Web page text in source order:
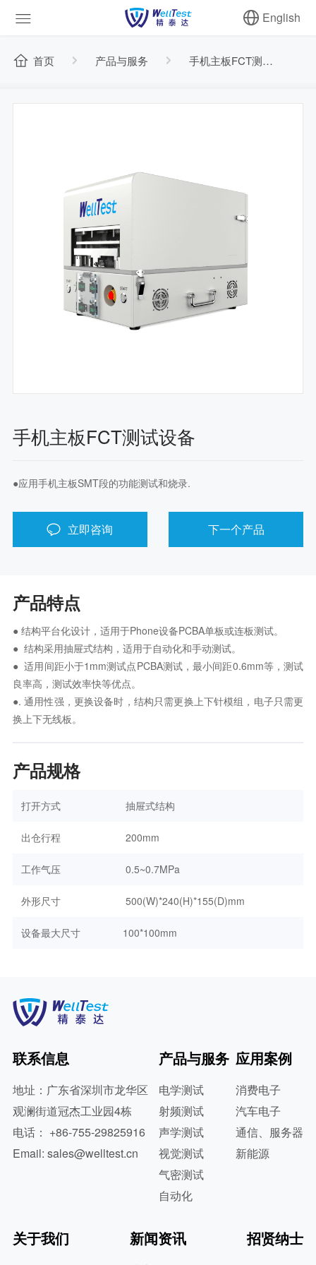
English
首页 产品与服务 手机主板FCT测试设备
手机主板FCT测试设备
●应用手机主板SMT段的功能测试和烧录.
立即咨询 下一个产品
产品特点
● 结构平台化设计，适用于Phone设备PCBA单板或连板测试。
● 结构采用抽屉式结构，适用于自动化和手动测试。
● 适用间距小于1mm测试点PCBA测试，最小间距0.6mm等，测试
良率高，测试效率快等优点。
●. 通用性强，更换设备时，结构只需更换上下针模组，电子只需更
换上下无线板。
产品规格
打开方式 抽屉式结构
出仓行程 200mm
工作气压 0.5~0.7MPa
外形尺寸 500(W)*240(H)*155(D)mm
设备最大尺寸 100*100mm
联系信息
地址：广东省深圳市龙华区
观澜街道冠杰工业园4栋
电话： +86-755-29825916
Email: sales@welltest.cn
产品与服务
电学测试
射频测试
声学测试
视觉测试
气密测试
自动化
应用案例
消费电子
汽车电子
通信、服务器
新能源
关于我们 新闻资讯 招贤纳士